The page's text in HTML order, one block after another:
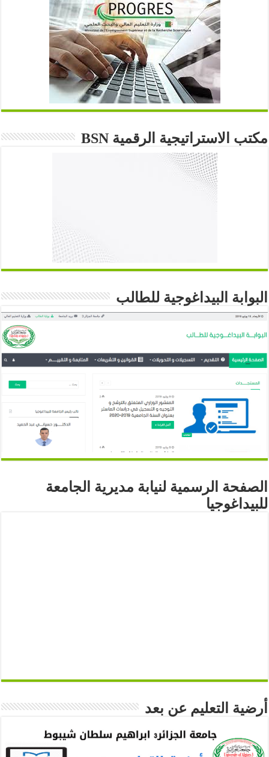
مكتب الاستراتيجية الرقمية BSN
البوابة البيداغوجية للطالب
الصفحة الرسمية لنيابة مديرية الجامعة
للبيداغوجيا
أرضية التعليم عن بعد